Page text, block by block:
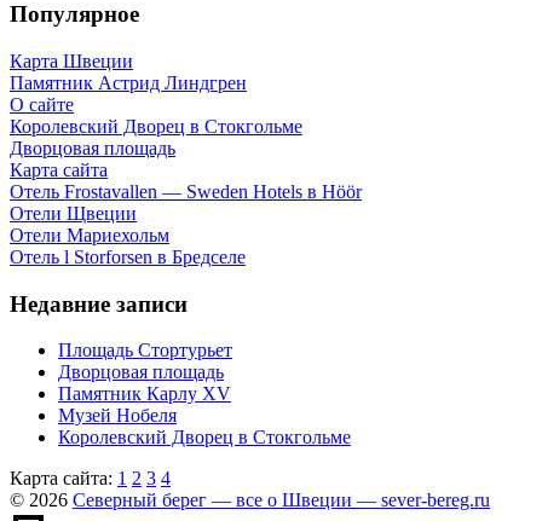
Популярное
Карта Швеции
Памятник Астрид Линдгрен
О сайте
Королевский Дворец в Стокгольме
Дворцовая площадь
Карта сайта
Отель Frostavallen — Sweden Hotels в Höör
Отели Щвеции
Отели Мариехольм
Отель l Storforsen в Бредселе
Недавние записи
Площадь Стортурьет
Дворцовая площадь
Памятник Карлу XV
Музей Нобеля
Королевский Дворец в Стокгольме
Карта сайта: 1 2 3 4
© 2026 Северный берег — все о Швеции — sever-bereg.ru